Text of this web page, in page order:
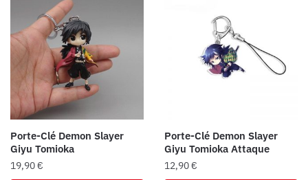
Porte-Clé Demon Slayer
Giyu Tomioka
19,90€
Porte-Clé Demon Slayer
Giyu Tomioka Attaque
12,90€